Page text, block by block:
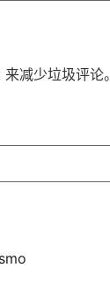
减少垃圾评论。